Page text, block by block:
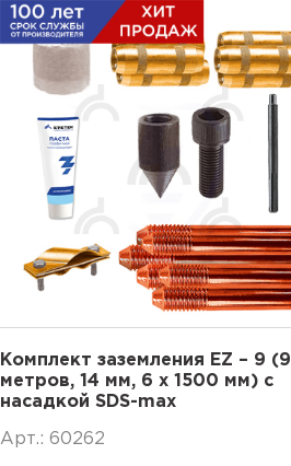
Комплект заземления EZ – 9 (9
метров, 14 мм, 6 х 1500 мм) с
насадкой SDS-max
Арт.: 60262